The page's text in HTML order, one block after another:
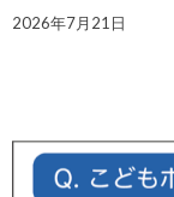
2026年7月21日